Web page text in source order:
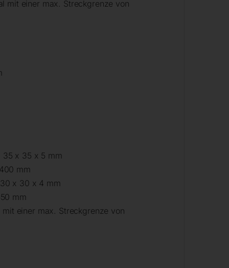
mit einer max. Streckgrenze von
35 x 35 x 5 mm
mm
x 30 x 4 mm
mm
einer max. Streckgrenze von